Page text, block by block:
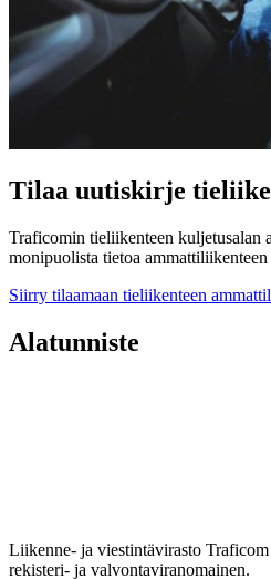
Tilaa uutiskirje
Traficomin tieliikenteen kuljetusalan
monipuolista tietoa ammattiliikenteen
Siirry tilaamaan tieliikenteen
Alatunniste
Liikenne- ja viestintävirasto
rekisteri- ja valvontaviranomainen.